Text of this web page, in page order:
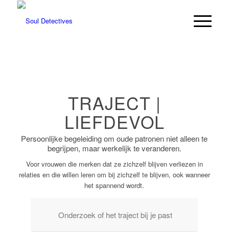
TRAJECT |
LIEFDEVOL
Persoonlijke begeleiding om oude patronen niet alleen te
begrijpen, maar werkelijk te veranderen.
Voor vrouwen die merken dat ze zichzelf blijven verliezen in
relaties en die willen leren om bij zichzelf te blijven, ook wanneer
het spannend wordt.
Onderzoek of het traject bij je past